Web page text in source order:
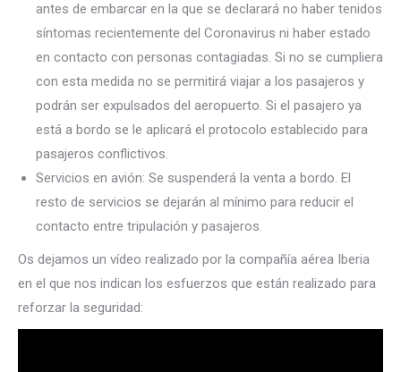
antes de embarcar en la que se declarará no haber tenidos
síntomas recientemente del Coronavirus ni haber estado
en contacto con personas contagiadas. Si no se cumpliera
con esta medida no se permitirá viajar a los pasajeros y
podrán ser expulsados del aeropuerto. Si el pasajero ya
está a bordo se le aplicará el protocolo establecido para
pasajeros conflictivos.
Servicios en avión: Se suspenderá la venta a bordo. El
resto de servicios se dejarán al mínimo para reducir el
contacto entre tripulación y pasajeros.
Os dejamos un vídeo realizado por la compañía aérea Iberia
en el que nos indican los esfuerzos que están realizado para
reforzar la seguridad: